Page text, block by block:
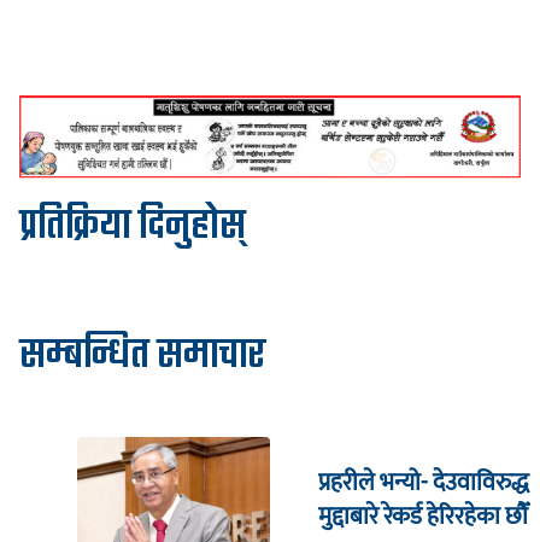
प्रतिक्रिया दिनुहोस्
सम्बन्धित समाचार
प्रहरीले भन्यो- देउवाविरुद्ध
मुद्दाबारे रेकर्ड हेरिरहेका छौँ